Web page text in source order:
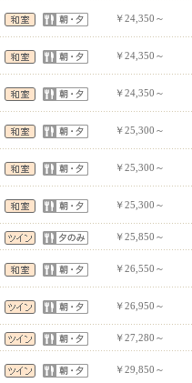
￥24,350～
￥24,350～
￥24,350～
￥25,300～
￥25,300～
￥25,300～
￥25,850～
￥26,550～
￥26,950～
￥27,280～
￥29,850～